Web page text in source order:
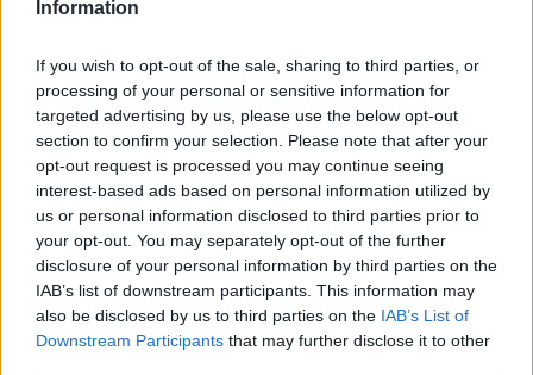
Information
If you wish to opt-out of the sale, sharing to third parties, or
processing of your personal or sensitive information for
targeted advertising by us, please use the below opt-out
section to confirm your selection. Please note that after your
opt-out request is processed you may continue seeing
interest-based ads based on personal information utilized by
us or personal information disclosed to third parties prior to
your opt-out. You may separately opt-out of the further
disclosure of your personal information by third parties on the
IAB’s list of downstream participants. This information may
also be disclosed by us to third parties on the IAB’s List of
Downstream Participants that may further disclose it to other
Fine anno al ristorante
Natale 2024
Re e regnanti
A noi interessa il dito non la luna
Come rubare allo stato e vivere felici
Una performance
Il compagno
​Io (allo specchio)
Tramonto
Passato, presente, futuro
La virtù del non fare
Il giorno dei saldi
L'ultimo post
Leggendo l'Eneide